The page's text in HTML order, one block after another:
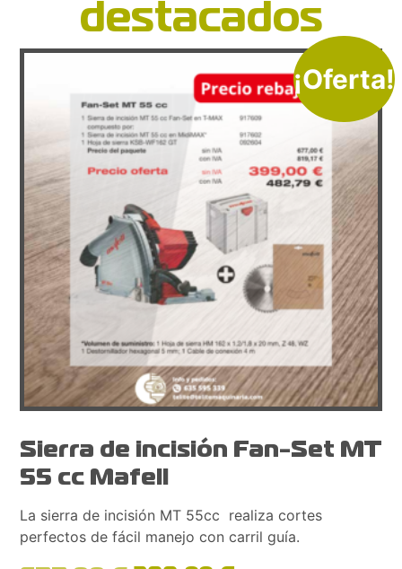
destacados
¡Oferta!
Sierra de incisión Fan-Set MT
55 cc Mafell
La sierra de incisión MT 55cc realiza cortes
perfectos de fácil manejo con carril guía.